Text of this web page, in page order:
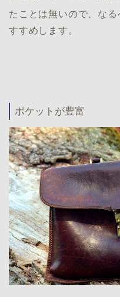
たことは無いので、なる
すすめします。
ポケットが豊富